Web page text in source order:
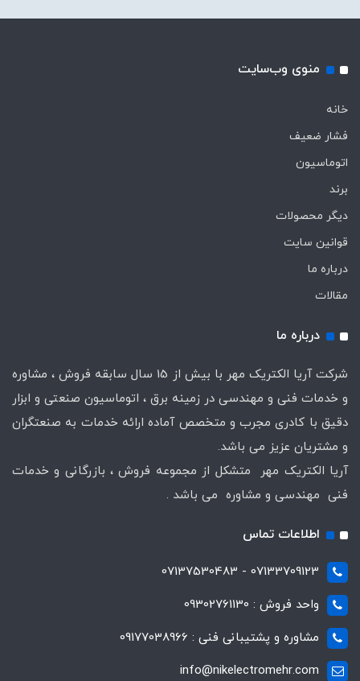
منوی وب‌سایت
خانه
فشار ضعیف
اتوماسیون
برند
دیگر محصولات
قوانین سایت
درباره ما
مقالات
درباره ما
شرکت آریا الکتریک مهر با بیش از 15 سال سابقه فروش ، مشاوره
و خدمات فنی و مهندسی در زمینه برق ، اتوماسیون صنعتی و ابزار
دقیق با کادری مجرب و متخصص آماده ارائه خدمات به صنعتگران
و مشتریان عزیز می باشد.
آریا الکتریک مهر متشکل از مجموعه فروش ، بازرگانی و خدمات
فنی مهندسی و مشاوره می باشد .
اطلاعات تماس
07133709123 - 07137530483
واحد فروش : 09302761130
مشاوره و پشتیبانی فنی : 09177038966
info@nikelectromehr.com